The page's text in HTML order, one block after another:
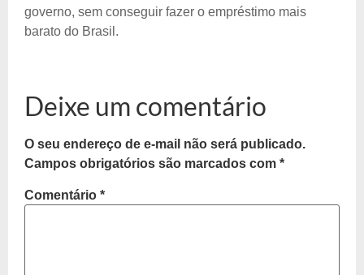
governo, sem conseguir fazer o empréstimo mais
barato do Brasil.
Deixe um comentário
O seu endereço de e-mail não será publicado.
Campos obrigatórios são marcados com *
Comentário *